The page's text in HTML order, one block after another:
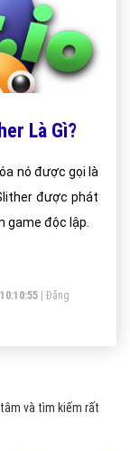
Là Gì?
nó được gọi là
được phát
game độc lập.
Đăng
và tìm kiếm rất